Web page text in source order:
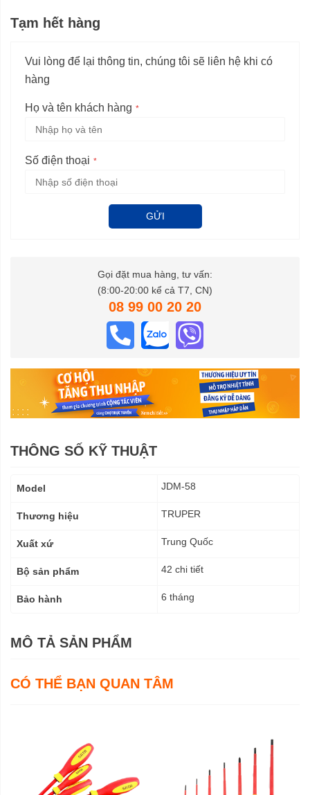
Tạm hết hàng
Vui lòng để lại thông tin, chúng tôi sẽ liên hệ khi có
hàng
Họ và tên khách hàng
Số điện thoại
GỬI
Gọi đặt mua hàng, tư vấn:
(8:00-20:00 kể cả T7, CN)
08 99 00 20 20
THÔNG SỐ KỸ THUẬT
kỹ
Model JDM-58
Thương hiệu TRUPER
Xuất xứ Trung Quốc
Bộ sản phẩm 42 chi tiết
Bảo hành 6 tháng
MÔ TẢ SẢN PHẨM
CÓ THỂ BẠN QUAN TÂM